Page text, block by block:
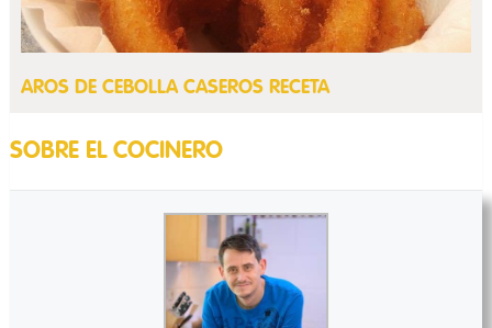
AROS DE CEBOLLA CASEROS RECETA
SOBRE EL COCINERO